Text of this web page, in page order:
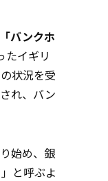
バンクホ
たイギリ
状況を受
れ、バン
始め、銀
と呼ぶよ